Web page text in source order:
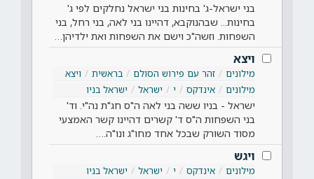
בני ישראל-ג' בחינות בני ישראל נחלקים לפי ג'
בחינות... שבהנוקבא, דהיינו בני לאה, בני רחל, בני
השפחות. וזשה"כ וישם את השפחות ואת ילדיהן…
ויצא
מילונים זהר עם פירוש הסולם בראשית
ויצא
מילונים
אינדקס י ישראל ישראל בניו
ישראל - בניו ששה בני לאה ה"ס חג"ת נה"י. וד'
בני השפחות ה"ס ד' קשרים דהיינו קשר האמצעי
מסוד השורק שבכל אחד מחו"ג ונו"ה.…
ויגש
מילונים אינדקס י ישראל
ישראל בניו